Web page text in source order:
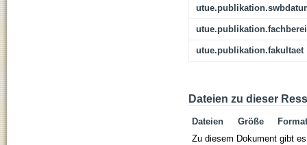
utue.publikation.fakultaet
Dateien zu dieser
Dateien Größe
Format
Zu diesem Dokument gibt